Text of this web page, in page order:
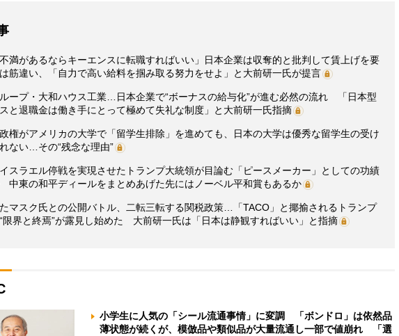
不満があるならキーエンスに転職すればいい」日本企業は収奪的と批判して賃上げを要
筋違い、「自力で高い給料を掴み取る努力をせよ」と大前研一氏が提言
ープ・大和ハウス工業…日本企業で“ボーナスの給与化”が進む必然の流れ 「日本型
と退職金は働き手にとって極めて失礼な制度」と大前研一氏指摘
権がアメリカの大学で「留学生排除」を進めても、日本の大学は優秀な留学生の受け
ない…その“残念な理由”
スラエル停戦を実現させたトランプ大統領が目論む「ピースメーカー」としての功績
中東の和平ディールをまとめあげた先にはノーベル平和賞もあるか
マスク氏との公開バトル、二転三転する関税政策…「TACO」と揶揄されるトランプ
限界と終焉”が露見し始めた 大前研一氏は「日本は静観すればいい」と指摘
小学生に人気の「シール流通事情」に変調 「ボンドロ」は依然品
薄状態が続くが、模倣品や類似品が大量流通し一部で値崩れ 「選